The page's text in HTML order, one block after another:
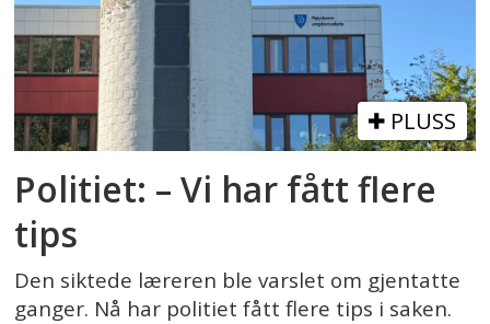
PLUSS
Politiet: – Vi har fått flere
tips
Den siktede læreren ble varslet om gjentatte
ganger. Nå har politiet fått flere tips i saken.